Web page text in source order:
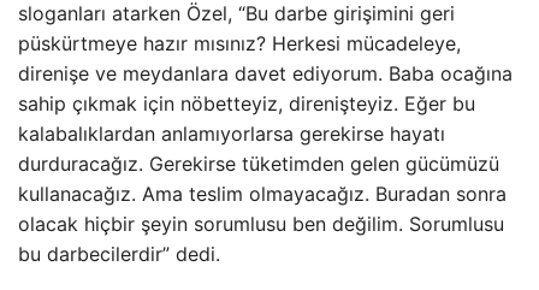
sloganları atarken Özel, “Bu darbe girişimini geri
püskürtmeye hazır mısınız? Herkesi mücadeleye,
direnişe ve meydanlara davet ediyorum. Baba ocağına
sahip çıkmak için nöbetteyiz, direnişteyiz. Eğer bu
kalabalıklardan anlamıyorlarsa gerekirse hayatı
durduracağız. Gerekirse tüketimden gelen gücümüzü
kullanacağız. Ama teslim olmayacağız. Buradan sonra
olacak hiçbir şeyin sorumlusu ben değilim. Sorumlusu
bu darbecilerdir” dedi.